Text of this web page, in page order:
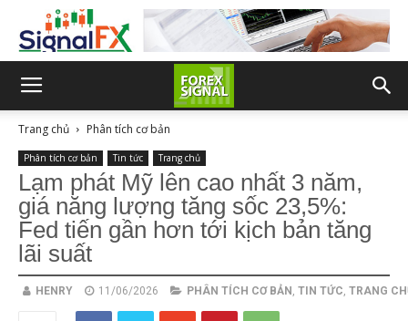
Trang chủ Phân tích cơ bản
Phân tích cơ bản Tin tức Trang chủ
Lạm phát Mỹ lên cao nhất 3 năm,
giá năng lượng tăng sốc 23,5%:
Fed tiến gần hơn tới kịch bản tăng
lãi suất
HENRY 11/06/2026 PHÂN TÍCH CƠ BẢN , TIN TỨC, TRANG